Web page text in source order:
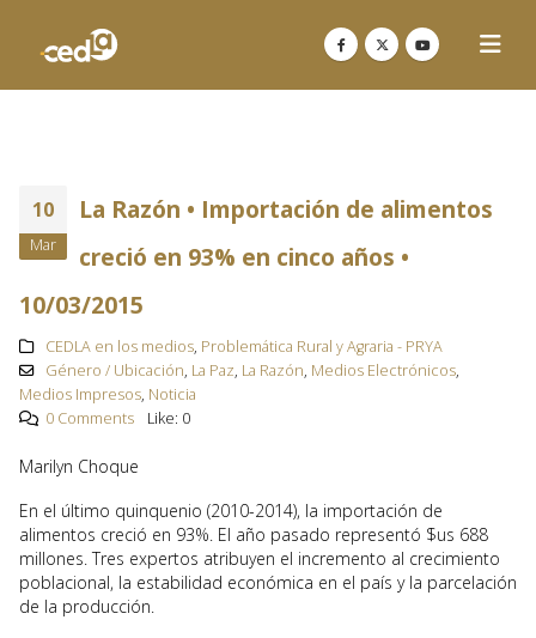
10
Mar
La Razón • Importación de alimentos
creció en 93% en cinco años •
10/03/2015
CEDLA en los medios, Problemática Rural y Agraria - PRYA
Género / Ubicación, La Paz, La Razón, Medios Electrónicos,
Medios Impresos, Noticia
0 Comments
Like: 0
Marilyn Choque
En el último quinquenio (2010-2014), la importación de
alimentos creció en 93%. El año pasado representó $us 688
millones. Tres expertos atribuyen el incremento al crecimiento
poblacional, la estabilidad económica en el país y la parcelación
de la producción.